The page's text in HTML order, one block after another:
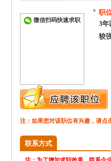
微信扫码快速求职
职
3年
较
注：如果您对该职位有兴趣，请点
联系方式